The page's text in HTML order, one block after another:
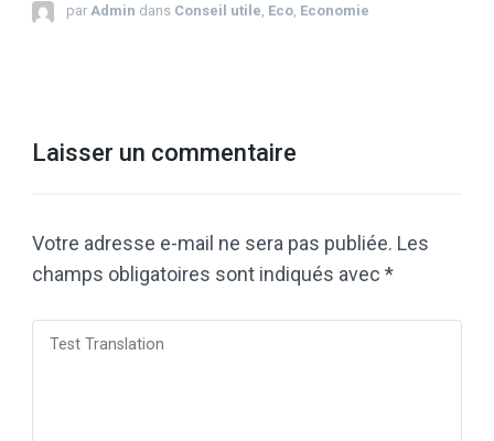
par Admin dans Conseil utile Eco Economie
Laisser un commentaire
Votre adresse e-mail ne sera pas publiée. Les
champs obligatoires sont indiqués avec *